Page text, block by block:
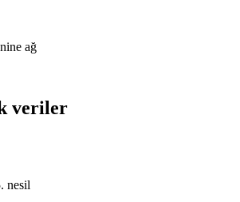
ağ
veriler
nesil